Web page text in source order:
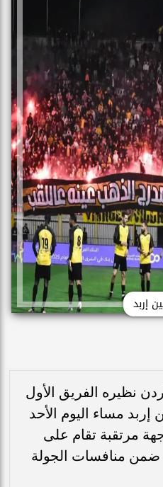
إربد
نظيره الفريق الأول
إربد مساء اليوم الأحد
في مواجهة مرتقبة تقام على
ضمن منافسات الجولة